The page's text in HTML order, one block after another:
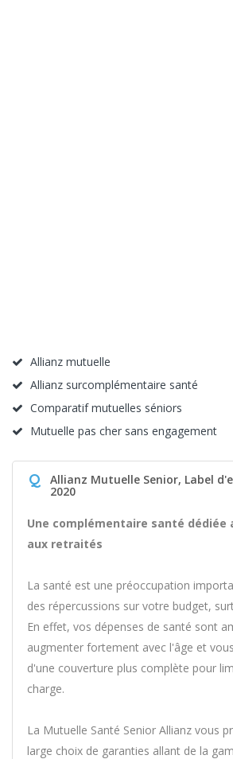
Allianz mutuelle
Allianz surcomplémentaire santé
Comparatif mutuelles séniors
Mutuelle pas cher sans engagement
Q Allianz Mutuelle Senior, Label
2020
Une complémentaire santé dédiée
aux retraités
La santé est une préoccupation
des répercussions sur votre budget,
En effet, vos dépenses de santé sont
augmenter fortement avec l'âge et
d'une couverture plus complète pour
charge.
La Mutuelle Santé Senior Allianz vous
large choix de garanties allant de la